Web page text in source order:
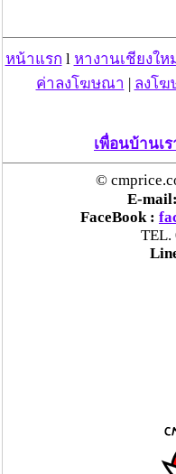
หน้าแรก l หางานเชียงให
ค่าลงโฆษณา | ลงโ
เพื่อนบ้านเ
©
E-mail:
FaceBook :
TEL.